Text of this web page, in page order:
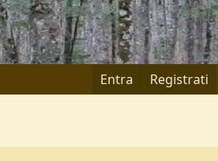
Entra Registrati